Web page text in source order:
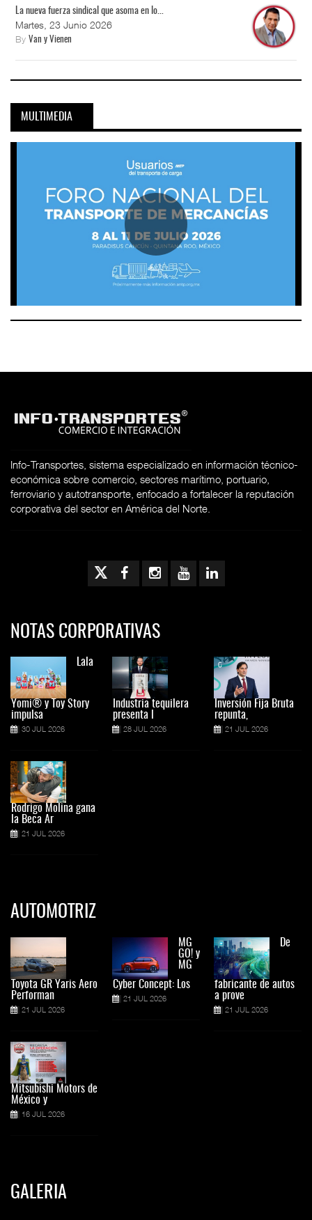
La nueva fuerza sindical que asoma en lo...
Martes, 23 Junio 2026
By Van y Vienen
MULTIMEDIA
Info-Transportes, sistema especializado en información técnico-
económica sobre comercio, sectores marítimo, portuario,
ferroviario y autotransporte, enfocado a fortalecer la reputación
corporativa del sector en América del Norte.
NOTAS CORPORATIVAS
Lala
Yomi® y Toy Story
impulsa
30 JUL 2026
Rodrigo Molina gana
la Beca Ar
21 JUL 2026
Industria tequilera
presenta l
28 JUL 2026
Inversión Fija Bruta
repunta,
21 JUL 2026
AUTOMOTRIZ
Toyota GR Yaris Aero
Performan
21 JUL 2026
Mitsubishi Motors de
México y
16 JUL 2026
MG
GO! y
MG
Cyber Concept: Los
21 JUL 2026
De
fabricante de autos
a prove
21 JUL 2026
GALERIA